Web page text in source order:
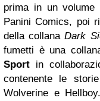
prima in un volume
Panini Comics, poi
della collanaDark
fumetti è una
Sport in
contenente le
Wolverine e